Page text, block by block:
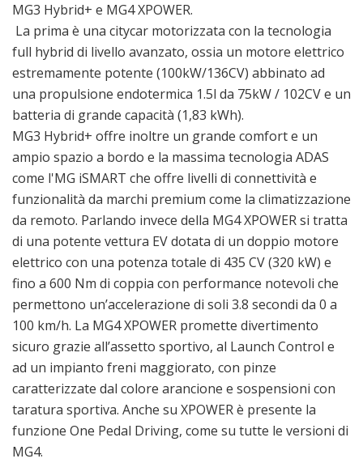
MG3 Hybrid+ e MG4 XPOWER.
La prima è una citycar motorizzata con la tecnologia
full hybrid di livello avanzato, ossia un motore elettrico
estremamente potente (100kW/136CV) abbinato ad
una propulsione endotermica 1.5l da 75kW / 102CV e un
batteria di grande capacità (1,83 kWh).
MG3 Hybrid+ offre inoltre un grande comfort e un
ampio spazio a bordo e la massima tecnologia ADAS
come l'MG iSMART che offre livelli di connettività e
funzionalità da marchi premium come la climatizzazione
da remoto. Parlando invece della MG4 XPOWER si tratta
di una potente vettura EV dotata di un doppio motore
elettrico con una potenza totale di 435 CV (320 kW) e
fino a 600 Nm di coppia con performance notevoli che
permettono un’accelerazione di soli 3.8 secondi da 0 a
100 km/h. La MG4 XPOWER promette divertimento
sicuro grazie all’assetto sportivo, al Launch Control e
ad un impianto freni maggiorato, con pinze
caratterizzate dal colore arancione e sospensioni con
taratura sportiva. Anche su XPOWER è presente la
funzione One Pedal Driving, come su tutte le versioni di
MG4.